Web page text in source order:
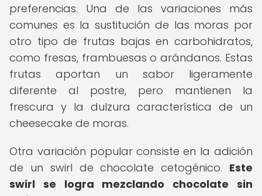
preferencias. Una de las variaciones más
comunes es la sustitución de las moras por
otro tipo de frutas bajas en carbohidratos,
como fresas, frambuesas o arándanos. Estas
frutas aportan un sabor ligeramente
diferente al postre, pero mantienen la
frescura y la dulzura característica de un
cheesecake de moras.
Otra variación popular consiste en la adición
de un swirl de chocolate cetogénico. Este
swirl se logra mezclando chocolate sin